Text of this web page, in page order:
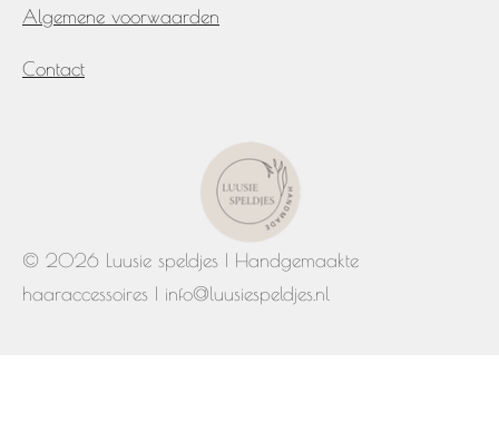
Algemene voorwaarden
Contact
© 2026 Luusie speldjes | Handgemaakte
haaraccessoires | info@luusiespeldjes.nl